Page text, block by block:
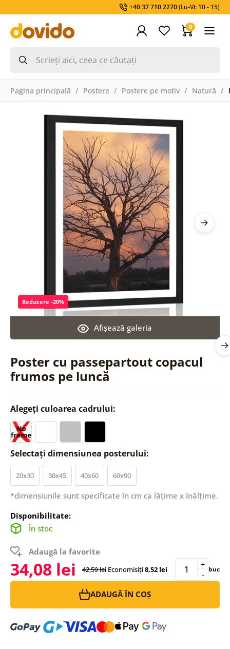
+40 37 710 2270(Lu-Vi: 10 - 15)
0
Pagina principală Postere Postere pe motiv Natură
Poster cu passepartout copacul
frumos pe luncă
Afişează galeria
Reducere -20%
Alegeți culoarea cadrului:
Selectați dimensiunea posterului:
20x30 30x45 40x60 60x90
*dimensiunile sunt specificate în cm ca lățime x înălțime.
Disponibilitate:
În stoc
Adaugă la favorite
34,08 lei 42,59 lei Economisiți8,52 lei -
+ buc
ADAUGĂ ÎN COȘ